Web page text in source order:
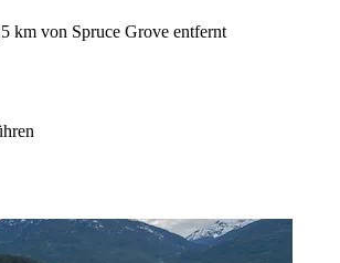
km von Spruce Grove entfernt